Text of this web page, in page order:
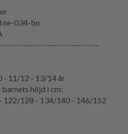
ne-034-bn
- 11/12 - 13/14 år
höjd i cm:
122/128 - 134/140 - 146/152